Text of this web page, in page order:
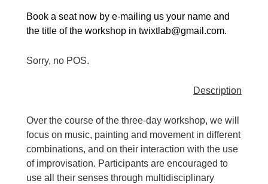
Βook a seat now by e-mailing us your name and
the title of the workshop intwixtlab@gmail.com.
Sorry, no POS.
Description
Over the course of the three-day workshop, we will
focus on music, painting and movement in different
combinations, and on their interaction with the use
of improvisation. Participants are encouraged to
use all their senses through multidisciplinary